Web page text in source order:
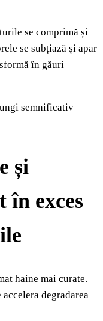
se comprimă și
se subțiază și apar
în găuri
semnificativ
și
în exces
haine mai curate.
degradarea